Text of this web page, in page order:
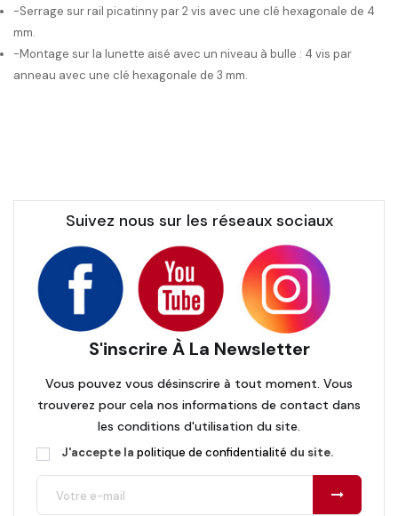
-Serrage sur rail picatinny par 2 vis avec une clé hexagonale de 4
mm.
-Montage sur la lunette aisé avec un niveau à bulle : 4 vis par
anneau avec une clé hexagonale de 3 mm.
Suivez nous sur les réseaux sociaux
S'inscrire À La Newsletter
Vous pouvez vous désinscrire à tout moment. Vous
trouverez pour cela nos informations de contact dans
les conditions d'utilisation du site.
J'accepte la politique de confidentialité du site.